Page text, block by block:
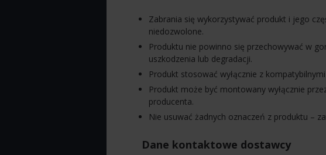
Zabrania się wykorzystywać produkt i jego
niedozwolone.
Produktu nie powinno się przechowywać w
uszkodzenia lub degradacji.
Produkt stosować wyłącznie z
Produkt może być montowany wyłącznie
producenta.
Nie usuwać żadnych oznaczeń z produktu –
Dane kontaktowe dostawcy